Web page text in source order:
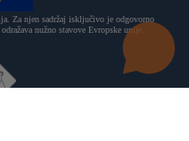
Za njen sadržaj isključivo je odgovorno
nužno stavove Evropske unije.